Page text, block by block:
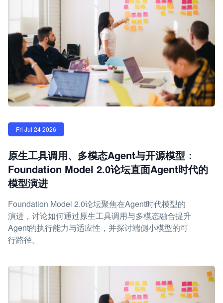
Fri Jul 24 2026
原生工具调用、多模态Agent与开源模型：
Foundation Model 2.0论坛直面Agent时代的
模型演进
Foundation Model 2.0论坛聚焦在Agent时代模型的
演进，讨论如何通过原生工具调用与多模态融合提升
Agent的执行能力与适应性，并探讨端侧小模型的可
行路径。